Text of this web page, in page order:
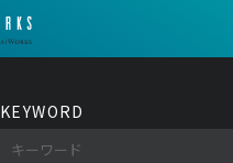
KEYWORD